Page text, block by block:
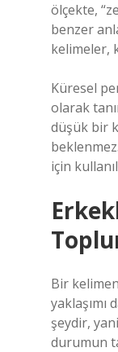
ölçekte,
benzer
kelimeler,
Küresel
olarak
düşük bir
için
Bir
yaklaşımı
şeydir,
durumun